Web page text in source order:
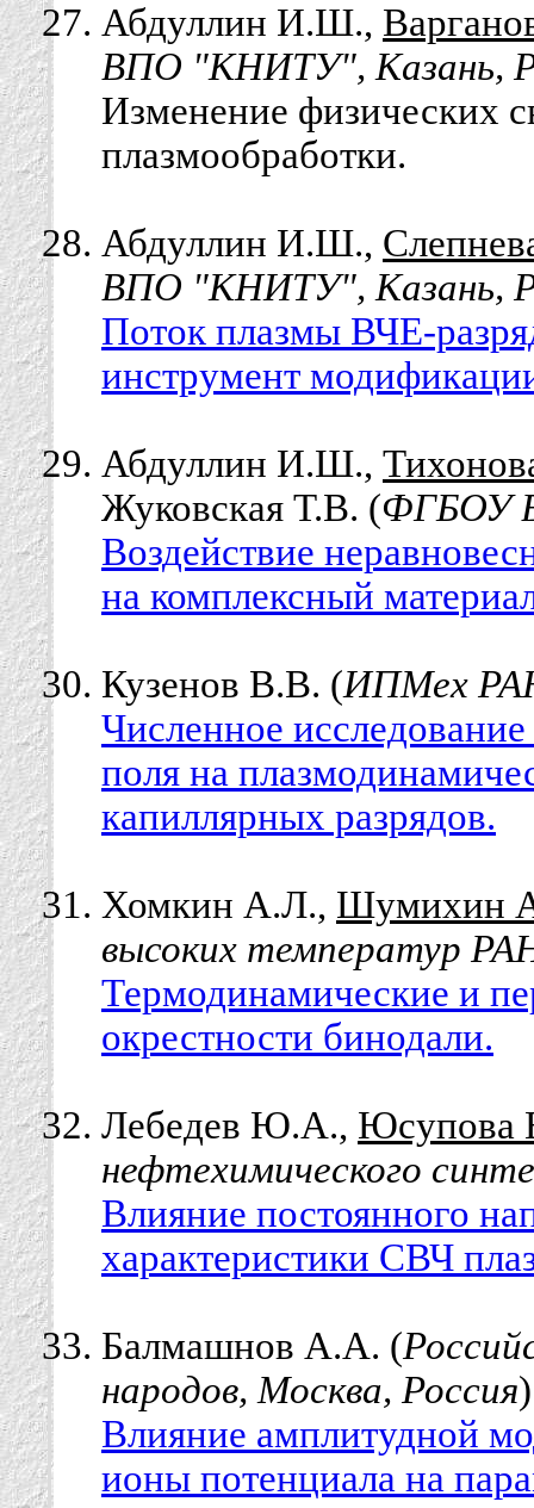
Абдуллин И.Ш.,
ВПО "КНИТУ", Казань,
Изменение физических
плазмообработки.
Абдуллин И.Ш.,
ВПО "КНИТУ", Казань,
Поток плазмы ВЧЕ-
инструмент
Абдуллин И.Ш.,
Жуковская Т.В. (ФГБОУ
Воздействие
на комплексный
Кузенов В.В. (ИПМех
Численное
поля на
капиллярных разрядов.
Хомкин А.Л., Шумихин
высоких температур
Термодинамические и
окрестности бинодали.
Лебедев Ю.А., Юсупова
нефтехимического
Влияние постоянного
характеристики СВЧ
Балмашнов А.А. (
народов, Москва, Россия)
Влияние амплитудной
ионы потенциала на